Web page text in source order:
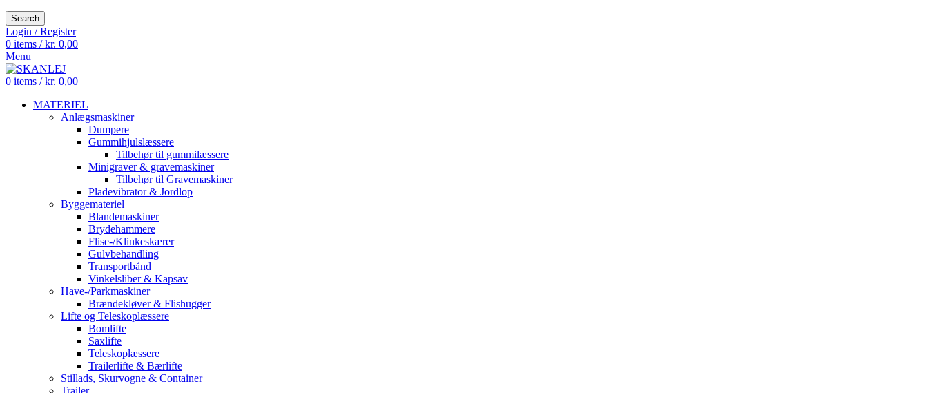
Search
Login / Register
0 items / kr. 0,00
Menu
0 items / kr. 0,00
MATERIEL
Anlægsmaskiner
Dumpere
Gummihjulslæssere
Tilbehør til gummilæssere
Minigraver & gravemaskiner
Tilbehør til Gravemaskiner
Pladevibrator & Jordlop
Byggemateriel
Blandemaskiner
Brydehammere
Flise-/Klinkeskærer
Gulvbehandling
Transportbånd
Vinkelsliber & Kapsav
Have-/Parkmaskiner
Brændekløver & Flishugger
Lifte og Teleskoplæssere
Bomlifte
Saxlifte
Teleskoplæssere
Trailerlifte & Bærlifte
Stillads, Skurvogne & Container
Trailer